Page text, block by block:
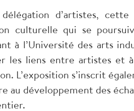
d’artistes,
culturelle qui se
à l’Université des arts
les liens entre artistes et
L’exposition s’inscrit
au développement des